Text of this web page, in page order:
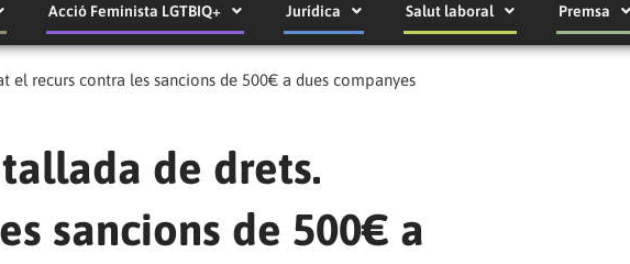
Acció Feminista LGTBIQ+ Jurídica Salut laboral Premsa
el recurs contra les sancions de 500€ a dues companyes
de drets.
sancions de 500€ a